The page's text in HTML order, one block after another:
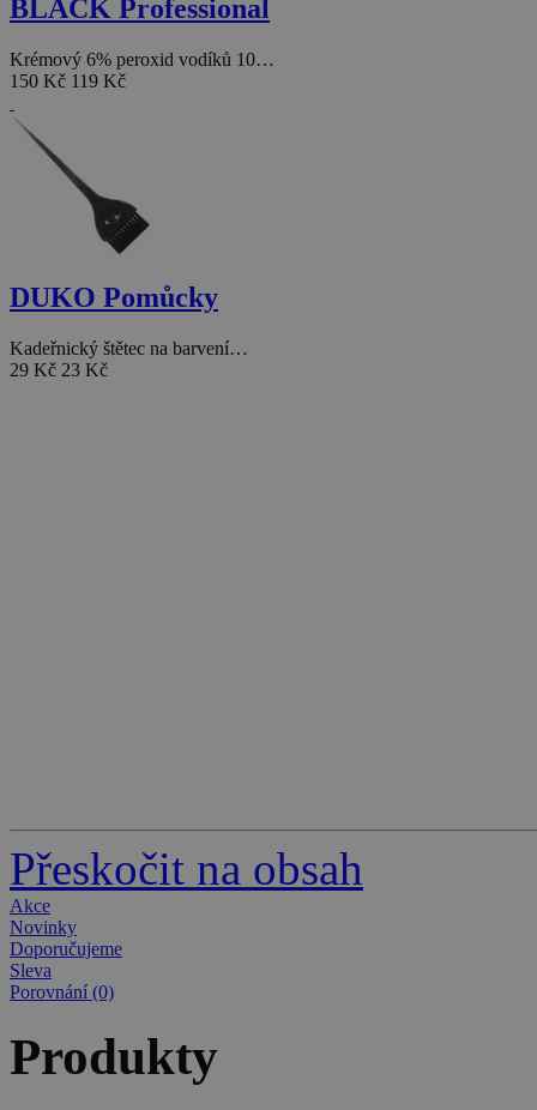
BLACK Professional
Krémový 6% peroxid vodíků 10…
150 Kč 119 Kč
DUKO Pomůcky
Kadeřnický štětec na barvení…
29 Kč 23 Kč
Přeskočit na obsah
Akce
Novinky
Doporučujeme
Sleva
Porovnání (0)
Produkty